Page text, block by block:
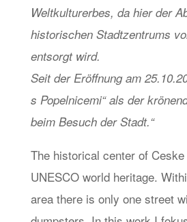
Weltkulturerbes, da hier der
historischen Stadtzentrums
entsorgt wird.
Seit der Eröffnung am
s Popelnicemi“ als der
beim Besuch der Stadt.“
The historical center of
UNESCO world heritage.
area there is only one street